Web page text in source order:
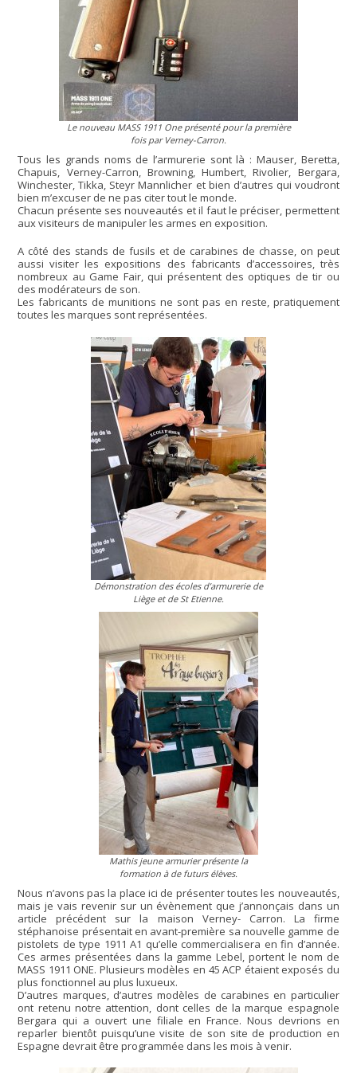
Le nouveau MASS 1911 One présenté pour la première
fois par Verney-Carron.
Tous les grands noms de l’armurerie sont là : Mauser, Beretta,
Chapuis, Verney-Carron, Browning, Humbert, Rivolier, Bergara,
Winchester, Tikka, Steyr Mannlicher et bien d’autres qui voudront
bien m’excuser de ne pas citer tout le monde.
Chacun présente ses nouveautés et il faut le préciser, permettent
aux visiteurs de manipuler les armes en exposition.
A côté des stands de fusils et de carabines de chasse, on peut
aussi visiter les expositions des fabricants d’accessoires, très
nombreux au Game Fair, qui présentent des optiques de tir ou
des modérateurs de son.
Les fabricants de munitions ne sont pas en reste, pratiquement
toutes les marques sont représentées.
Démonstration des écoles d’armurerie de
Liège et de St Etienne.
Mathis jeune armurier présente la
formation à de futurs élèves.
Nous n’avons pas la place ici de présenter toutes les nouveautés,
mais je vais revenir sur un évènement que j’annonçais dans un
article précédent sur la maison Verney- Carron. La firme
stéphanoise présentait en avant-première sa nouvelle gamme de
pistolets de type 1911 A1 qu’elle commercialisera en fin d’année.
Ces armes présentées dans la gamme Lebel, portent le nom de
MASS 1911 ONE. Plusieurs modèles en 45 ACP étaient exposés du
plus fonctionnel au plus luxueux.
D’autres marques, d’autres modèles de carabines en particulier
ont retenu notre attention, dont celles de la marque espagnole
Bergara qui a ouvert une filiale en France. Nous devrions en
reparler bientôt puisqu’une visite de son site de production en
Espagne devrait être programmée dans les mois à venir.